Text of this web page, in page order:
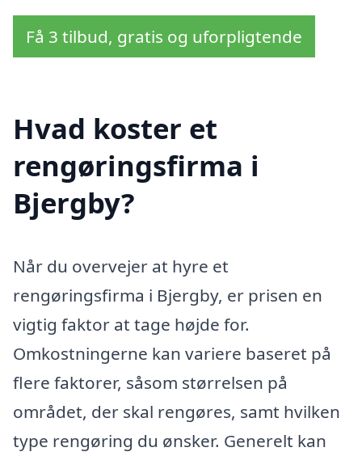
Få 3 tilbud, gratis og uforpligtende
Hvad koster et
rengøringsfirma i
Bjergby?
Når du overvejer at hyre et
rengøringsfirma i Bjergby, er prisen en
vigtig faktor at tage højde for.
Omkostningerne kan variere baseret på
flere faktorer, såsom størrelsen på
området, der skal rengøres, samt hvilken
type rengøring du ønsker. Generelt kan